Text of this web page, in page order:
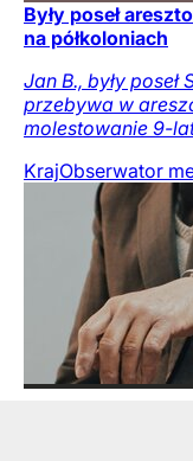
Były poseł
na półkoloniach
Jan B., były
przebywa w
molestowanie 9-
KrajObserwator